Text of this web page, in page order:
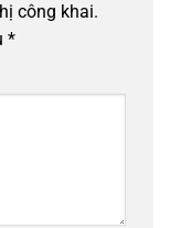
công khai.
*